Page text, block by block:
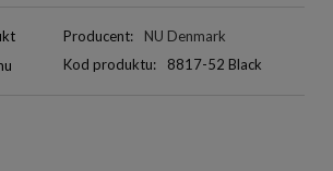
Producent:
NU Denmark
Kod produktu:
8817-52 Black